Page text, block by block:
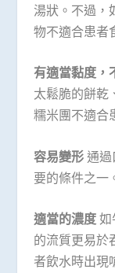
湯狀。不過，
物不適合患者
有適當黏度，
太鬆脆的餅乾
糯米團不適合
容易變形通過
要的條件之一
適當的濃度如
的流質更易於
者飲水時出現